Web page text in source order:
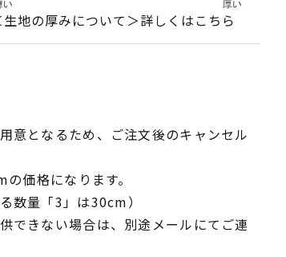
生地の厚みについて＞詳しくはこちら
意となるため、ご注文後のキャンセル
価格になります。
数量「3」は30cm）
できない場合は、別途メールにてご連